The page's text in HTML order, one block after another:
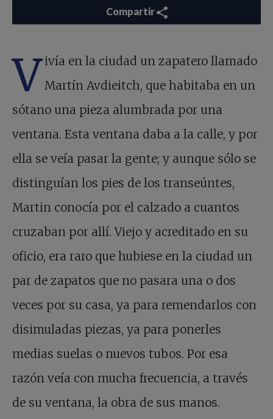
Compartir
Vivía en la ciudad un zapatero llamado
Martín Avdieitch, que habitaba en un
sótano una pieza alumbrada por una
ventana. Esta ventana daba a la calle, y por
ella se veía pasar la gente; y aunque sólo se
distinguían los pies de los transeúntes,
Martin conocía por el calzado a cuantos
cruzaban por allí. Viejo y acreditado en su
oficio, era raro que hubiese en la ciudad un
par de zapatos que no pasara una o dos
veces por su casa, ya para remendarlos con
disimuladas piezas, ya para ponerles
medias suelas o nuevos tubos. Por esa
razón veía con mucha frecuencia, a través
de su ventana, la obra de sus manos.